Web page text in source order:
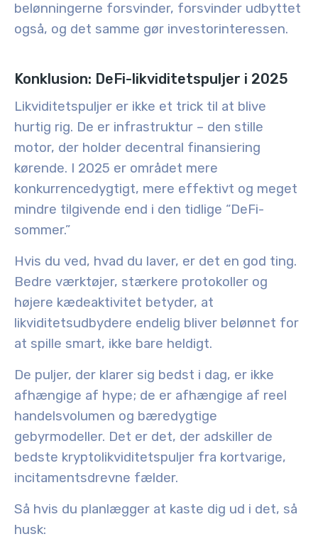
belønningerne forsvinder, forsvinder udbyttet
også, og det samme gør investorinteressen.
Konklusion: DeFi-likviditetspuljer i 2025
Likviditetspuljer er ikke et trick til at blive
hurtig rig. De er infrastruktur – den stille
motor, der holder decentral finansiering
kørende. I 2025 er området mere
konkurrencedygtigt, mere effektivt og meget
mindre tilgivende end i den tidlige “DeFi-
sommer.”
Hvis du ved, hvad du laver, er det en god ting.
Bedre værktøjer, stærkere protokoller og
højere kædeaktivitet betyder, at
likviditetsudbydere endelig bliver belønnet for
at spille smart, ikke bare heldigt.
De puljer, der klarer sig bedst i dag, er ikke
afhængige af hype; de er afhængige af reel
handelsvolumen og bæredygtige
gebyrmodeller. Det er det, der adskiller de
bedste kryptolikviditetspuljer fra kortvarige,
incitamentsdrevne fælder.
Så hvis du planlægger at kaste dig ud i det, så
husk: